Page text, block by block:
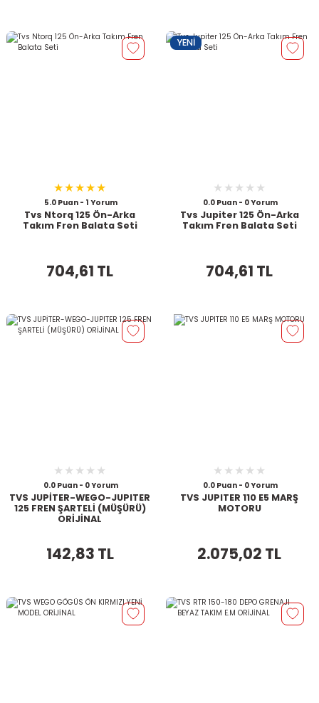
5.0 Puan - 1 Yorum
Tvs Ntorq 125 Ön-Arka
Takım Fren Balata Seti
704,61 TL
YENİ
0.0 Puan - 0 Yorum
Tvs Jupiter 125 Ön-Arka
Takım Fren Balata Seti
704,61 TL
0.0 Puan - 0 Yorum
TVS JUPİTER-WEGO-JUPITER
125 FREN ŞARTELİ (MÜŞÜRÜ)
ORİJİNAL
142,83 TL
0.0 Puan - 0 Yorum
TVS JUPITER 110 E5 MARŞ
MOTORU
2.075,02 TL